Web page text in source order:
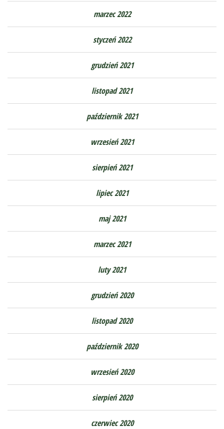
marzec 2022
styczeń 2022
grudzień 2021
listopad 2021
październik 2021
wrzesień 2021
sierpień 2021
lipiec 2021
maj 2021
marzec 2021
luty 2021
grudzień 2020
listopad 2020
październik 2020
wrzesień 2020
sierpień 2020
czerwiec 2020